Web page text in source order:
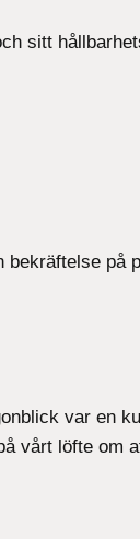
sitt
på
var en
vårt löfte om